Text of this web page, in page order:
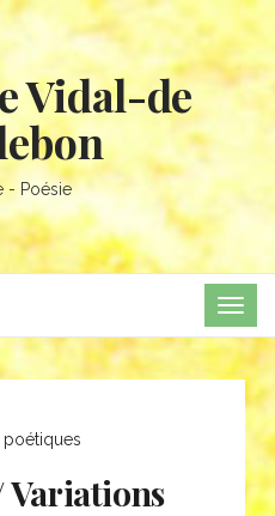
Vidal-de
- Poésie
poétiques
Variations